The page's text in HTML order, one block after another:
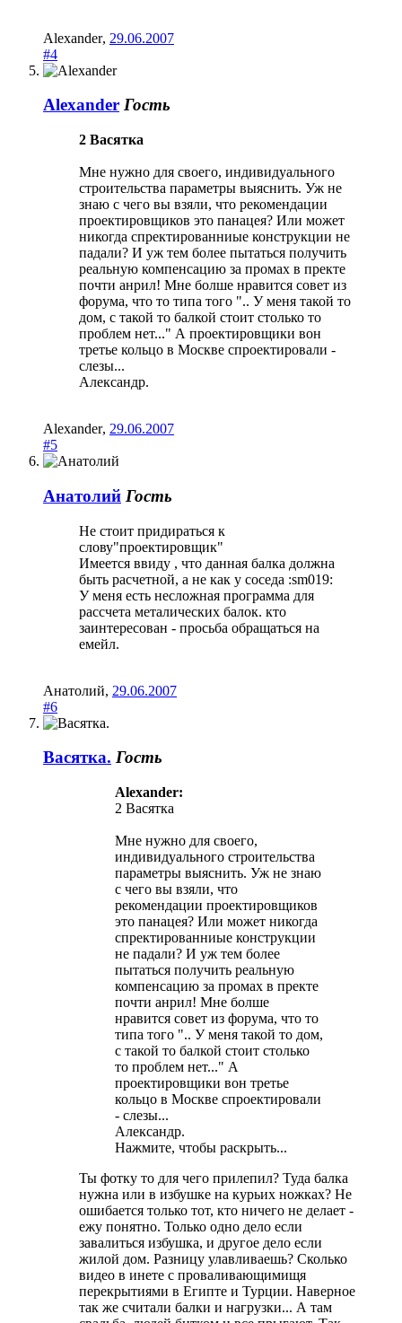
Alexander, 29.06.2007
#4
Alexander Гость
2 Васятка
Мне нужно для своего, индивидуального
строительства параметры выяснить. Уж не
знаю с чего вы взяли, что рекомендации
проектировщиков это панацея? Или может
никогда спректированниые конструкции не
падали? И уж тем более пытаться получить
реальную компенсацию за промах в пректе
почти анрил! Мне болше нравится совет из
форума, что то типа того ".. У меня такой то
дом, с такой то балкой стоит столько то
проблем нет..." А проектировщики вон
третье кольцо в Москве спроектировали -
слезы...
Александр.
Alexander, 29.06.2007
#5
Анатолий Гость
Не стоит придираться к
слову"проектировщик"
Имеется ввиду , что данная балка должна
быть расчетной, а не как у соседа :sm019:
У меня есть несложная программа для
рассчета металических балок. кто
заинтересован - просьба обращаться на
емейл.
Анатолий, 29.06.2007
#6
Васятка. Гость
Alexander:
2 Васятка
Мне нужно для своего,
индивидуального строительства
параметры выяснить. Уж не знаю
с чего вы взяли, что
рекомендации проектировщиков
это панацея? Или может никогда
спректированниые конструкции
не падали? И уж тем более
пытаться получить реальную
компенсацию за промах в пректе
почти анрил! Мне болше
нравится совет из форума, что то
типа того ".. У меня такой то дом,
с такой то балкой стоит столько
то проблем нет..." А
проектировщики вон третье
кольцо в Москве спроектировали
- слезы...
Александр.
Нажмите, чтобы раскрыть...
Ты фотку то для чего прилепил? Туда балка
нужна или в избушке на курьих ножках? Не
ошибается только тот, кто ничего не делает -
ежу понятно. Только одно дело если
завалиться избушка, и другое дело если
жилой дом. Разницу улавливаешь? Сколько
видео в инете с проваливающимищя
перекрытиями в Египте и Турции. Наверное
так же считали балки и нагрузки... А там